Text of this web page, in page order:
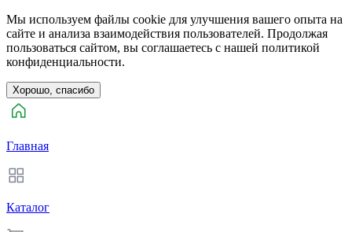
Мы используем файлы cookie для улучшения вашего опыта на
сайте и анализа взаимодействия пользователей. Продолжая
пользоваться сайтом, вы соглашаетесь с нашей политикой
конфиденциальности.
Хорошо, спасибо
Главная
Каталог